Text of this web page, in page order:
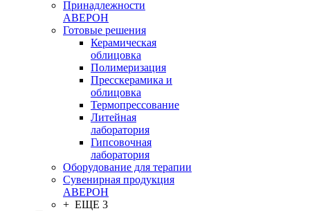
Принадлежности
АВЕРОН
Готовые решения
Керамическая
облицовка
Полимеризация
Пресскерамика и
облицовка
Термопрессование
Литейная
лаборатория
Гипсовочная
лаборатория
Оборудование для терапии
Сувенирная продукция
АВЕРОН
+ ЕЩЕ 3